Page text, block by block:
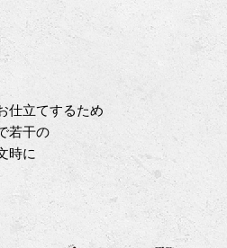
仕立てするため
若干の
時に